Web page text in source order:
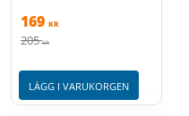
169 KR
205 KR
LÄGG I VARUKORGEN